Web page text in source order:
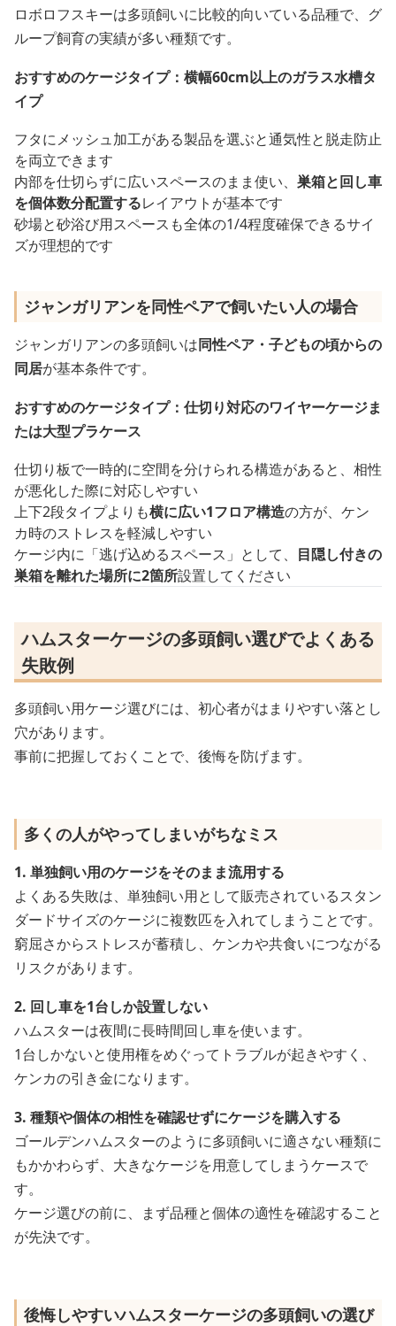
ロボロフスキーは多頭飼いに比較的向いている品種で、グ
ループ飼育の実績が多い種類です。
おすすめのケージタイプ：横幅60cm以上のガラス水槽タ
イプ
フタにメッシュ加工がある製品を選ぶと通気性と脱走防止
を両立できます
内部を仕切らずに広いスペースのまま使い、 巣箱と回し車
を個体数分配置するレイアウトが基本です
砂場と砂浴び用スペースも全体の1/4程度確保できるサイ
ズが理想的です
ジャンガリアンを同性ペアで飼いたい人の場合
ジャンガリアンの多頭飼いは同性ペア・子どもの頃からの
同居が基本条件です。
おすすめのケージタイプ：仕切り対応のワイヤーケージま
たは大型プラケース
仕切り板で一時的に空間を分けられる構造があると、相性
が悪化した際に対応しやすい
上下2段タイプよりも横に広い1フロア構造の方が、ケン
カ時のストレスを軽減しやすい
ケージ内に「逃げ込めるスペース」として、 目隠し付きの
巣箱を離れた場所に2箇所設置してください
ハムスターケージの多頭飼い選びでよくある
失敗例
多頭飼い用ケージ選びには、初心者がはまりやすい落とし
穴があります。
事前に把握しておくことで、後悔を防げます。
多くの人がやってしまいがちなミス
1. 単独飼い用のケージをそのまま流用する
よくある失敗は、単独飼い用として販売されているスタン
ダードサイズのケージに複数匹を入れてしまうことです。
窮屈さからストレスが蓄積し、ケンカや共食いにつながる
リスクがあります。
2. 回し車を1台しか設置しない
ハムスターは夜間に長時間回し車を使います。
1台しかないと使用権をめぐってトラブルが起きやすく、
ケンカの引き金になります。
3. 種類や個体の相性を確認せずにケージを購入する
ゴールデンハムスターのように多頭飼いに適さない種類に
もかかわらず、大きなケージを用意してしまうケースで
す。
ケージ選びの前に、まず品種と個体の適性を確認すること
が先決です。
後悔しやすいハムスターケージの多頭飼いの選び